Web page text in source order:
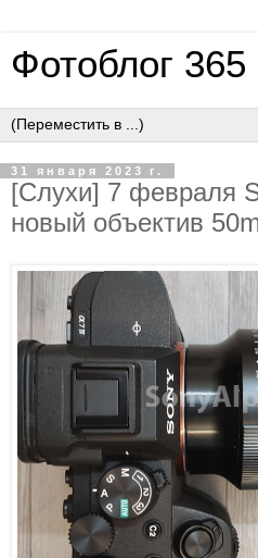
Фотоблог 365
31 января 2023 г.
[Слухи] 7 февраля
новый объектив